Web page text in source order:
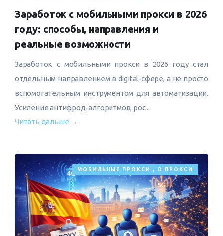
Заработок с мобильными прокси в 2026
году: способы, направления и
реальные возможности
Заработок с мобильными прокси в 2026 году стал
отдельным направлением в digital-сфере, а не просто
вспомогательным инструментом для автоматизации.
Усиление антифрод-алгоритмов, рос...
Читать дальше →
МОБИЛЬНЫЕ ПРОКСИ , О ПРОКСИ